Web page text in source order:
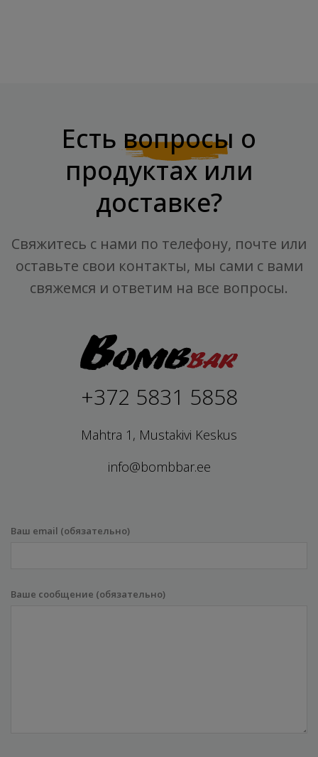
Есть вопросы о
продуктах или
доставке?
Свяжитесь с нами по телефону, почте или
оставьте свои контакты, мы сами с вами
свяжемся и ответим на все вопросы.
+372 5831 5858
Mahtra 1, Mustakivi Keskus
info@bombbar.ee
Ваш email (обязательно)
Ваше сообщение (обязательно)